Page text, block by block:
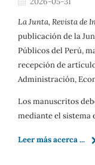
La Junta, Revista de
publicación de la
Públicos del Perú,
recepción de
Administración,
Los manuscritos
mediante el sistema
Leer más acerca ...